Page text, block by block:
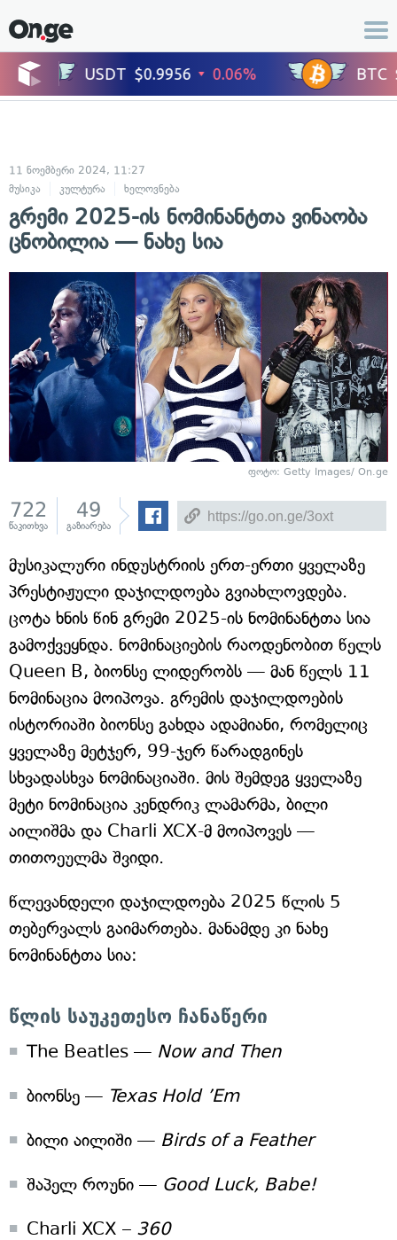
11 ნოემბერი 2024, 11:27
მუსიკა
კულტურა ხელოვნება
გრემი 2025-ის ნომინანტთა ვინაობა
ცნობილია — ნახე სია
ფოტო: Getty Images/ On.ge
722
წაკითხვა
49
გაზიარება
მუსიკალური ინდუსტრიის ერთ-ერთი ყველაზე
პრესტიჟული დაჯილდოება გვიახლოვდება.
ცოტა ხნის წინ გრემი 2025-ის ნომინანტთა სია
გამოქვეყნდა. ნომინაციების რაოდენობით წელს
Queen B, ბიონსე ლიდერობს — მან წელს 11
ნომინაცია მოიპოვა. გრემის დაჯილდოების
ისტორიაში ბიონსე გახდა ადამიანი, რომელიც
ყველაზე მეტჯერ, 99-ჯერ წარადგინეს
სხვადასხვა ნომინაციაში. მის შემდეგ ყველაზე
მეტი ნომინაცია კენდრიკ ლამარმა, ბილი
აილიშმა და Charli XCX-მ მოიპოვეს —
თითოეულმა შვიდი.
წლევანდელი დაჯილდოება 2025 წლის 5
თებერვალს გაიმართება. მანამდე კი ნახე
ნომინანტთა სია:
წლის საუკეთესო ჩანაწერი
The Beatles — Now and Then
ბიონსე — Texas Hold ’Em
ბილი აილიში — Birds of a Feather
შაპელ როუნი — Good Luck, Babe!
Charli XCX – 360